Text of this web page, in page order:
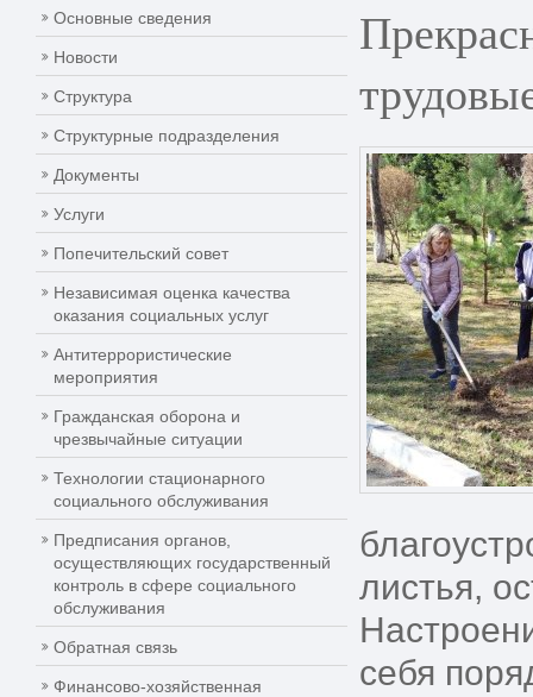
Основные сведения
Новости
Структура
Структурные подразделения
Документы
Услуги
Попечительский совет
Независимая оценка качества
оказания социальных услуг
Антитеррористические
мероприятия
Гражданская оборона и
чрезвычайные ситуации
Технологии стационарного
социального обслуживания
Предписания органов,
осуществляющих государственный
контроль в сфере социального
обслуживания
Обратная связь
Финансово-хозяйственная
листья,
себя